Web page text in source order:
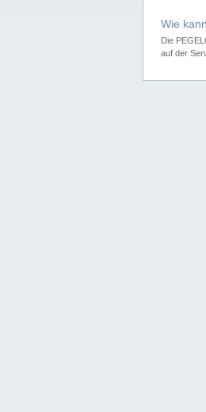
Wie
Die
auf der